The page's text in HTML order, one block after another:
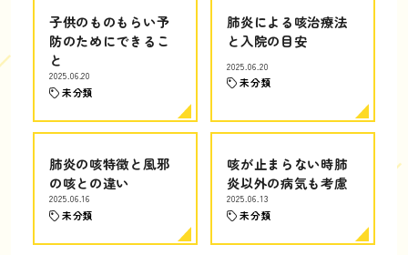
子供のものもらい予
防のためにできるこ
と
2025.06.20
未分類
肺炎による咳治療法
と入院の目安
2025.06.20
未分類
肺炎の咳特徴と風邪
の咳との違い
2025.06.16
未分類
咳が止まらない時肺
炎以外の病気も考慮
2025.06.13
未分類